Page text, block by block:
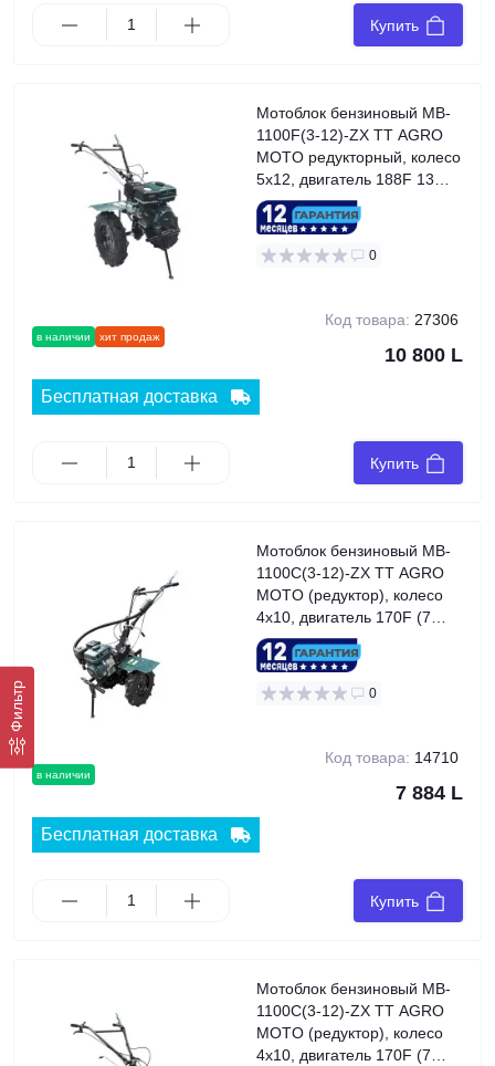
Фильтр
Купить
в наличии хит продаж
Мотоблок бензиновый MB-
1100F(3-12)-ZX TT AGRO
MOTO редукторный, колесо
5x12, двигатель 188F 13
л.с., GREEN
0
Код товара: 27306
10 800 L
Бесплатная доставка
Купить
в наличии
Мотоблок бензиновый MB-
1100С(3-12)-ZX TT AGRO
MOTO (редуктор), колесо
4x10, двигатель 170F (7
л.с.), GREEN
0
Код товара: 14710
7 884 L
Бесплатная доставка
Купить
Мотоблок бензиновый MB-
1100С(3-12)-ZX TT AGRO
MOTO (редуктор), колесо
4x10, двигатель 170F (7